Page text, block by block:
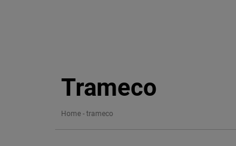
Trameco
Home - trameco